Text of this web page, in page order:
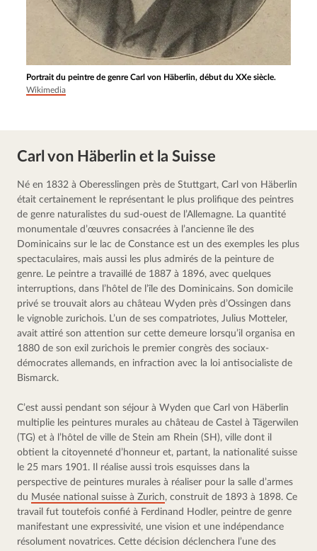
Portrait du peintre de genre Carl von Häberlin, début du XXe siècle.
Wikimedia
Carl von Häberlin et la Suisse
Né en 1832 à Oberesslingen près de Stuttgart, Carl von Häberlin
était certainement le représentant le plus prolifique des peintres
de genre naturalistes du sud-ouest de l’Allemagne. La quantité
monumentale d’œuvres consacrées à l’ancienne île des
Dominicains sur le lac de Constance est un des exemples les plus
spectaculaires, mais aussi les plus admirés de la peinture de
genre. Le peintre a travaillé de 1887 à 1896, avec quelques
interruptions, dans l’hôtel de l’île des Dominicains. Son domicile
privé se trouvait alors au château Wyden près d’Ossingen dans
le vignoble zurichois. L’un de ses compatriotes, Julius Motteler,
avait attiré son attention sur cette demeure lorsqu’il organisa en
1880 de son exil zurichois le premier congrès des sociaux-
démocrates allemands, en infraction avec la loi antisocialiste de
Bismarck.
C’est aussi pendant son séjour à Wyden que Carl von Häberlin
multiplie les peintures murales au château de Castel à Tägerwilen
(TG) et à l’hôtel de ville de Stein am Rhein (SH), ville dont il
obtient la citoyenneté d’honneur et, partant, la nationalité suisse
le 25 mars 1901. Il réalise aussi trois esquisses dans la
perspective de peintures murales à réaliser pour la salle d’armes
du Musée national suisse à Zurich, construit de 1893 à 1898. Ce
travail fut toutefois confié à Ferdinand Hodler, peintre de genre
manifestant une expressivité, une vision et une indépendance
résolument novatrices. Cette décision déclenchera l’une des